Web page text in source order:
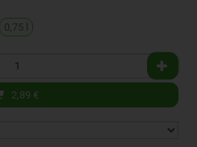
0,75 l
2,89 €